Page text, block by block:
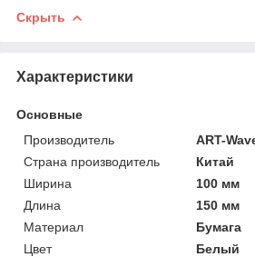
Скрыть
Характеристики
Основные
Производитель
ART-
Страна производитель
Китай
Ширина
100 мм
Длина
150 мм
Материал
Бумага
Цвет
Белый